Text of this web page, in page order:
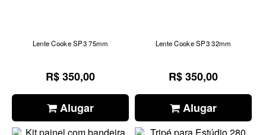
Lente Cooke SP3 75mm
R$ 350,00
Alugar
Lente Cooke SP3 32mm
R$ 350,00
Alugar